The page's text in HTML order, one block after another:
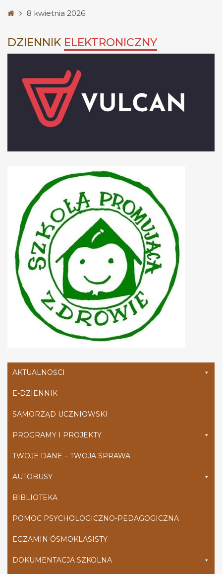
Strona8 kwietnia 2026
DZIENNIK ELEKTRONICZNY
AKTUALNOŚCI
E-DZIENNIK
SAMORZĄD UCZNIOWSKI
PROGRAMY I PROJEKTY
TWOJE DANE – TWOJA SPRAWA
AUTOBUSY
BIBLIOTEKA
POMOC PSYCHOLOGICZNO-PEDAGOGICZNA
EGZAMIN ÓSMOKLASISTY
DOKUMENTACJA SZKOLNA